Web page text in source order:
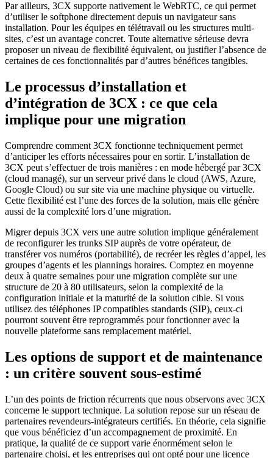
Par ailleurs, 3CX supporte nativement le WebRTC, ce qui permet
d’utiliser le softphone directement depuis un navigateur sans
installation. Pour les équipes en télétravail ou les structures multi-
sites, c’est un avantage concret. Toute alternative sérieuse devra
proposer un niveau de flexibilité équivalent, ou justifier l’absence de
certaines de ces fonctionnalités par d’autres bénéfices tangibles.
Le processus d’installation et
d’intégration de 3CX : ce que cela
implique pour une migration
Comprendre comment 3CX fonctionne techniquement permet
d’anticiper les efforts nécessaires pour en sortir. L’installation de
3CX peut s’effectuer de trois manières : en mode hébergé par 3CX
(cloud managé), sur un serveur privé dans le cloud (AWS, Azure,
Google Cloud) ou sur site via une machine physique ou virtuelle.
Cette flexibilité est l’une des forces de la solution, mais elle génère
aussi de la complexité lors d’une migration.
Migrer depuis 3CX vers une autre solution implique généralement
de reconfigurer les trunks SIP auprès de votre opérateur, de
transférer vos numéros (portabilité), de recréer les règles d’appel, les
groupes d’agents et les plannings horaires. Comptez en moyenne
deux à quatre semaines pour une migration complète sur une
structure de 20 à 80 utilisateurs, selon la complexité de la
configuration initiale et la maturité de la solution cible. Si vous
utilisez des téléphones IP compatibles standards (SIP), ceux-ci
pourront souvent être reprogrammés pour fonctionner avec la
nouvelle plateforme sans remplacement matériel.
Les options de support et de maintenance
: un critère souvent sous-estimé
L’un des points de friction récurrents que nous observons avec 3CX
concerne le support technique. La solution repose sur un réseau de
partenaires revendeurs-intégrateurs certifiés. En théorie, cela signifie
que vous bénéficiez d’un accompagnement de proximité. En
pratique, la qualité de ce support varie énormément selon le
partenaire choisi, et les entreprises qui ont opté pour une licence